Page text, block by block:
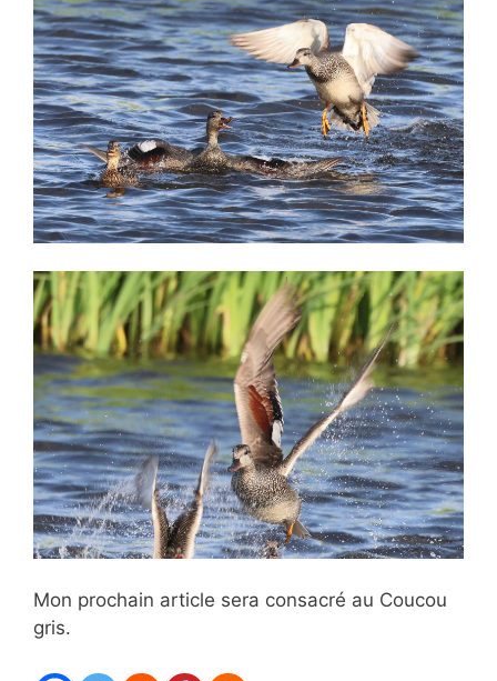
Mon prochain article sera consacré au Coucou
gris.